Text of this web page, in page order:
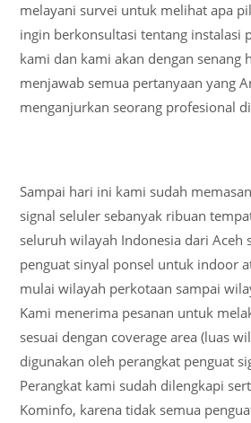
melayani survei untuk melihat apa
ingin berkonsultasi tentang instalasi
kami dan kami akan dengan senang
menjawab semua pertanyaan yang
menganjurkan seorang profesional
Sampai hari ini kami sudah
signal seluler sebanyak ribuan
seluruh wilayah Indonesia dari Aceh
penguat sinyal ponsel untuk indoor
mulai wilayah perkotaan sampai
Kami menerima pesanan untuk
sesuai dengan coverage area (luas
digunakan oleh perangkat penguat
Perangkat kami sudah dilengkapi
Kominfo, karena tidak semua